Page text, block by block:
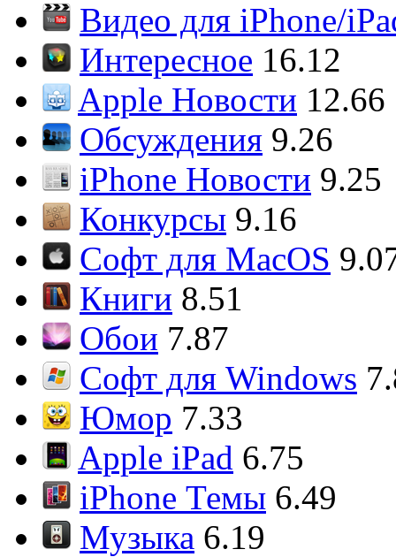
Видео для iPhone/
Интересное 16.12
Apple Новости 12.66
Обсуждения 9.26
iPhone Новости 9.25
Конкурсы 9.16
Софт для MacOS
Книги 8.51
Обои 7.87
Софт для Windows
Юмор 7.33
Apple iPad 6.75
iPhone Темы 6.49
Музыка 6.19